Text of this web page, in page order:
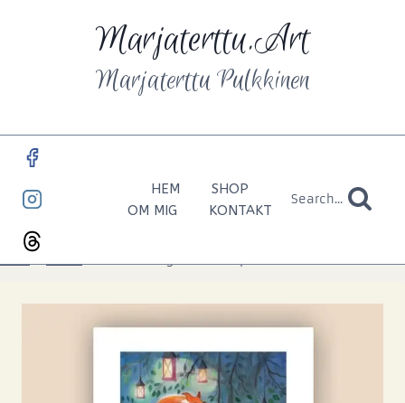
Marjaterttu.Art
Marjaterttu Pulkkinen
HEM
SHOP
OM MIG
KONTAKT
Search...